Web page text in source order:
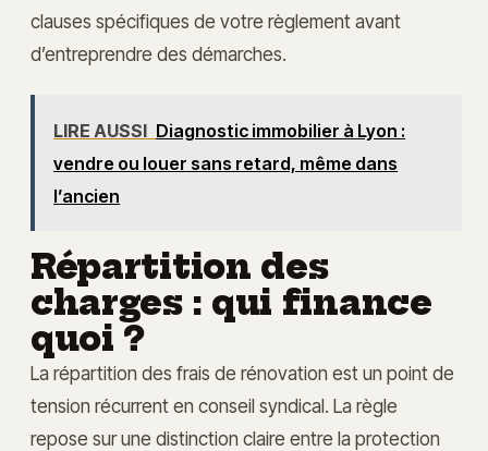
clauses spécifiques de votre règlement avant
d’entreprendre des démarches.
LIRE AUSSI Diagnostic immobilier à Lyon :
vendre ou louer sans retard, même dans
l’ancien
Répartition des
charges : qui finance
quoi ?
La répartition des frais de rénovation est un point de
tension récurrent en conseil syndical. La règle
repose sur une distinction claire entre la protection